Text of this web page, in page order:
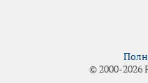
© 2000-2026